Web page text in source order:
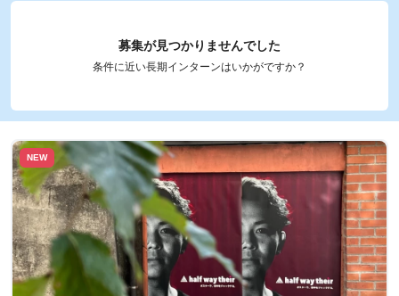
募集が見つかりませんでした
条件に近い長期インターンはいかがですか？
NEW